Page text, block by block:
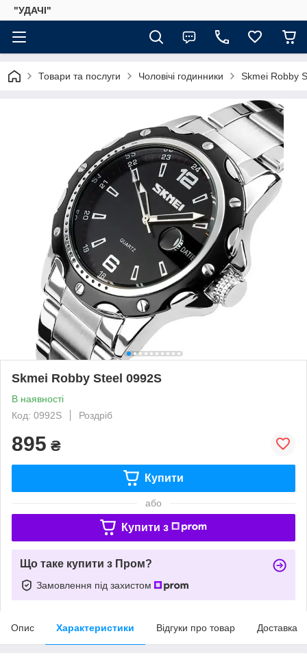
"УДАЧІ"
Товари та послуги Чоловічі годинники Skmei Robby
Skmei Robby Steel 0992S
В наявності
Код: 0992S
Роздріб
895 ₴
Купити
або
Купити з
Що таке купити з Пром?
Замовлення під захистом
Опис Характеристики Відгуки про товар Доставка